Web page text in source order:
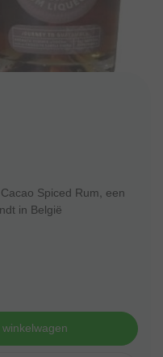
Spiced Rum, een
in België